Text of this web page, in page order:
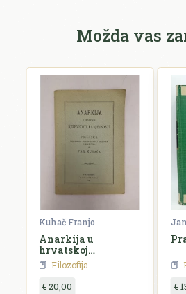
Možda vas
Kuhač Franjo
Anarkija u
hrvatskoj
književnosti i
umjetnosti
Filozofija
€ 20,00 €